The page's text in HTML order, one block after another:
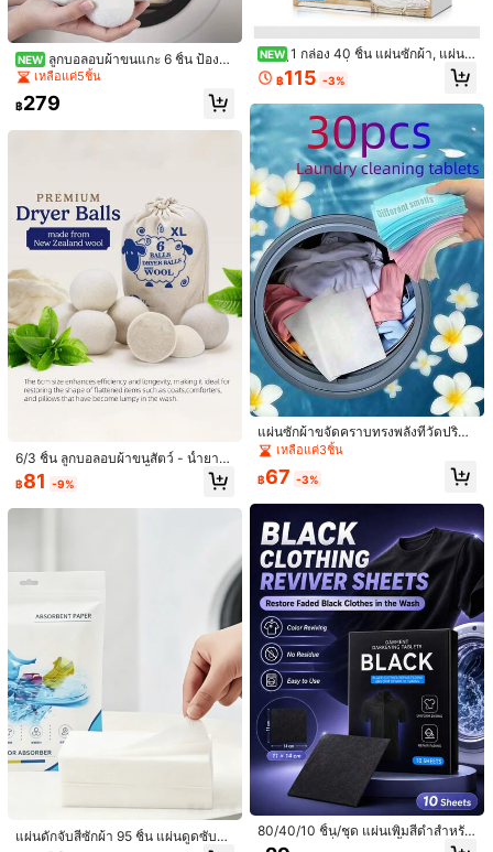
Save ฿10
แผ่นดักจับสีซักผ้า - 72/120/240/360
แผ่นต่อแพ็ค ป้องกันการถ่ายโอนสี รักษ
าความสดของสีเสื้อผ้า เหมาะสำหรับใช้
฿ 39 -20%
30 ชิ้น เม็ดฟอกขาวสำหรับซักผ้า ทำค
วามสะอาดคราบน้ำมันและคราบสกปร
กจากเสื้อผ้า เหมาะสำหรับการซักเสื้อผ้า
สีขาว ใช้ได้กับเครื่องซักผ้าทุกรุ่น การ
฿ 82 -17%
ชุดทำความสะอาดหมวกเบสบอล: ชั้นว
กระดาษอบผ้าความจุสูง, น้ำยาปรับผ้านุ่
มธรรมชาติ | กลิ่นลาเวนเดอร์มะพร้าว
(สารสกัดจากพืช) | เหมาะสำหรับเสื้อผ้า
สัตว์เลี้ยง, ดูแลผ้าทุกชนิดอย่างอ่อนโยน
| ลดรอยยับและไฟฟ้าสถิต, ทำให้เสื้อผ้า
สดชื่นและสบาย | สำหรับซักผ้าในครัวเ
รือน, เสื้อผ้าสัตว์เลี้ยงและชุดประจำวัน |
กลิ่นหอมติดทนนาน, ทางเลือกที่เหมาะ
สำหรับครอบครัวและเจ้าของสัตว์เลี้ยง
฿69
Save ฿2
240/120ชิ้น กระดาษดูดซับสีสำหรับซัก
รีด ป้องกันการย้อมสี แผ่นดักสีสำหรับเค
รื่องซักผ้า ทำความสะอาดเสื้อผ้า
฿17 -11%
NEW ลูกบอลอบผ้าขนแกะ 6 ชิ้น ป้องกั
นไฟฟ้าสถิต ลดรอยยับ ป้องกันการพันกั
น ช่วยให้นุ่ม สำหรับเครื่องอบผ้าในบ้า
น ลดเวลาอบผ้า เหมาะสำหรับผิวแพ้ง่า
เหลือแค่5ชิ้น
฿279
6/3 ชิ้น ลูกบอลอบผ้าขนสัตว์ - น้ำยาป
รับผ้านุ่มธรรมชาติ, ใช้ซ้ำได้, ลดรอยยั
บ, ประหยัดเวลาในการอบแห้ง, ดีกว่าลู
฿81 -9%
แผ่นดักจับสีซักผ้า 95 ชิ้น แผ่นดูดซับสีป้
NEW 1 กล่อง 40 ชิ้น แผ่นซักผ้า, แผ่นซั
กผ้าที่ซักด้วยเครื่องซักผ้าได้และซักด้วย
มือได้, แผ่นซักผ้าพกพา, แผ่นซักผ้าในค
รัวเรือน, แผ่นซักผ้าพกพาใช้แล้วทิ้ง, แผ่
นซักผ้าทำความสะอาดเสื้อผ้า
฿115 -3%
แผ่นซักผ้าขจัดคราบทรงพลังที่วัดปริมา
ณไว้แล้ว แผ่นซักผ้าพกพา เหมาะสำหรั
บใช้ในบ้าน หอพัก การเดินทาง การตั้ง
แคมป์ การใช้เชิงพาณิชย์ อุปกรณ์ซักผ้
เหลือแค่3ชิ้น
฿67 -3%
80/40/10 ชิ้น/ชุด แผ่นเพิ่มสีดำสำหรับ
ซักผ้า, แผ่นเพิ่มสีสำหรับเสื้อผ้าสีซีด, แผ่